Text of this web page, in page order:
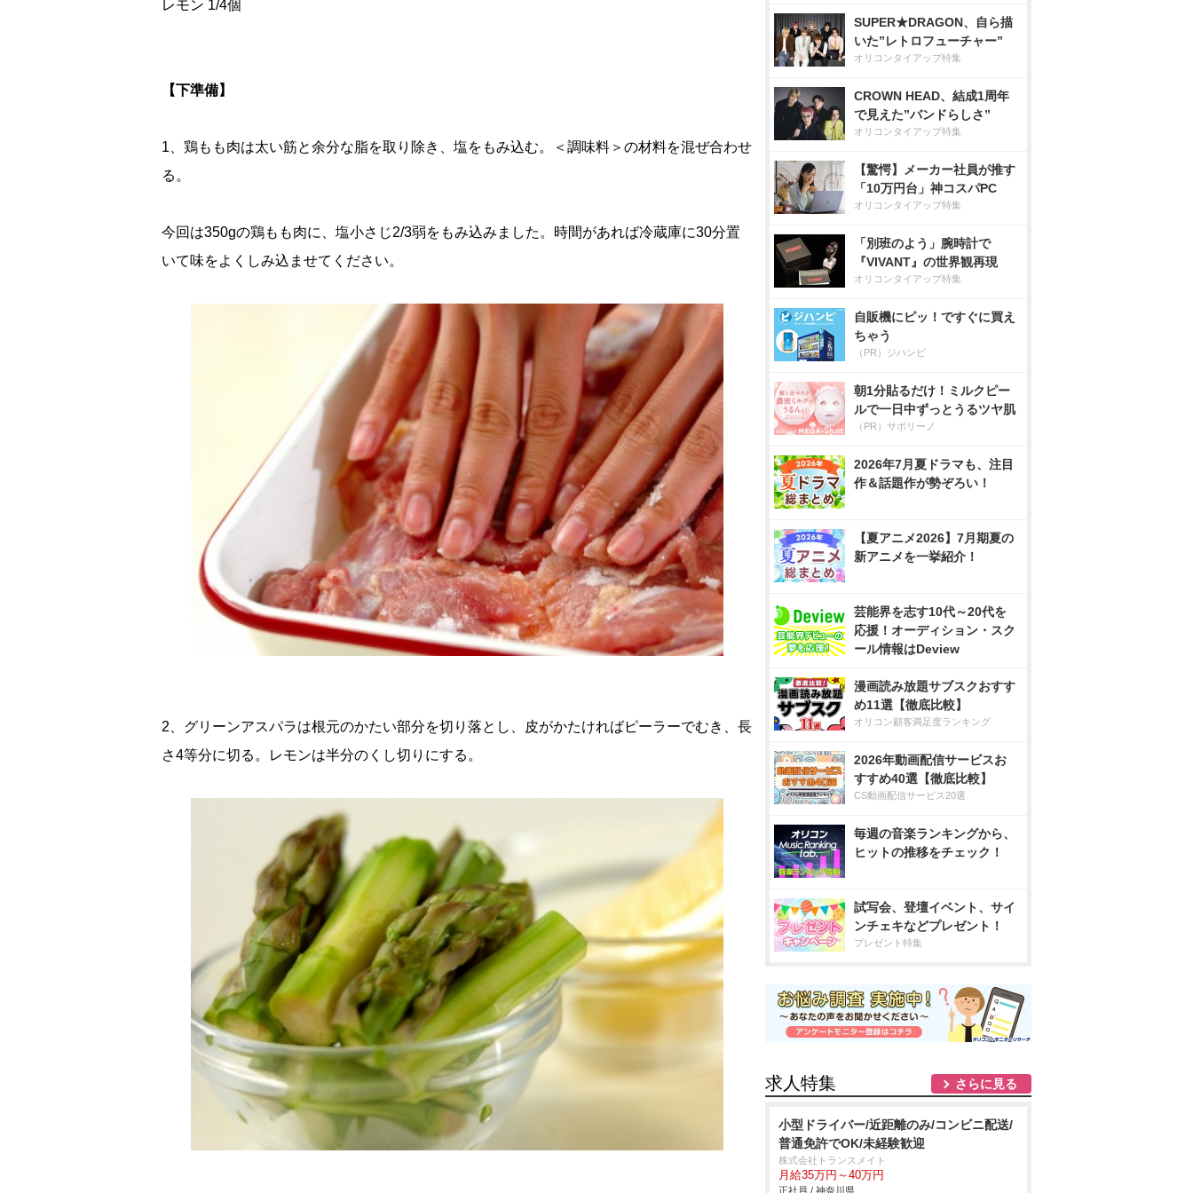
レモン 1/4個
【下準備】
1、鶏もも肉は太い筋と余分な脂を取り除き、塩をもみ込む。＜調味料＞の材料を混ぜ合わせ
る。
今回は350gの鶏もも肉に、塩小さじ2/3弱をもみ込みました。時間があれば冷蔵庫に30分置
いて味をよくしみ込ませてください。
2、グリーンアスパラは根元のかたい部分を切り落とし、皮がかたければピーラーでむき、長
さ4等分に切る。レモンは半分のくし切りにする。
SUPER★DRAGON、自ら描
いた”レトロフューチャー”
オリコンタイアップ特集
CROWN HEAD、結成1周年
で見えた”バンドらしさ”
オリコンタイアップ特集
【驚愕】メーカー社員が推す
「10万円台」神コスパPC
オリコンタイアップ特集
「別班のよう」腕時計で
『VIVANT』の世界観再現
オリコンタイアップ特集
自販機にピッ！ですぐに買え
ちゃう
（PR）ジハンピ
朝1分貼るだけ！ミルクピー
ルで一日中ずっとうるツヤ肌
（PR）サボリーノ
2026年7月夏ドラマも、注目
作＆話題作が勢ぞろい！
【夏アニメ2026】7月期夏の
新アニメを一挙紹介！
芸能界を志す10代～20代を
応援！オーディション・スク
ール情報はDeview
漫画読み放題サブスクおすす
め11選【徹底比較】
オリコン顧客満足度ランキング
2026年動画配信サービスお
すすめ40選【徹底比較】
CS動画配信サービス20選
毎週の音楽ランキングから、
ヒットの推移をチェック！
試写会、登壇イベント、サイ
ンチェキなどプレゼント！
プレゼント特集
求人特集 さらに見る
小型ドライバー/近距離のみ/コンビニ配送/
普通免許でOK/未経験歓迎
株式会社トランスメイト
月給35万円～40万円
正社員 / 神奈川県